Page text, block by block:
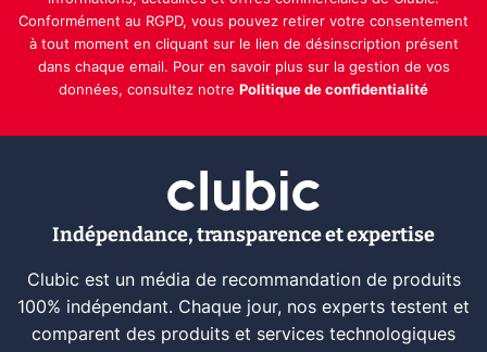
Conformément au RGPD, vous pouvez retirer votre consentement
à tout moment en cliquant sur le lien de désinscription présent
dans chaque email. Pour en savoir plus sur la gestion de vos
données, consultez notre Politique de confidentialité
Indépendance, transparence et expertise
Clubic est un média de recommandation de produits
100% indépendant. Chaque jour, nos experts testent et
comparent des produits et services technologiques